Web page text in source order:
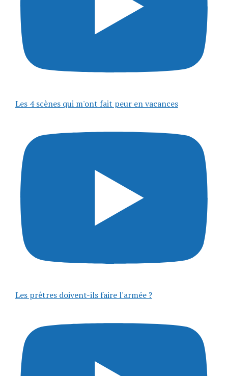
Les 4 scènes qui m'ont fait peur en vacances
Les prêtres doivent-ils faire l'armée ?